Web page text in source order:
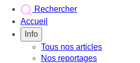
Rechercher
Accueil
Info
Tous nos articles
Nos reportages